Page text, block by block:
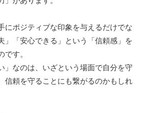
にポジティブな印象を与えるだけでな
」「安心できる」という「信頼感」を
す。
」なのは、いざという場面で自分を守
信頼を守ることにも繋がるのかもしれ